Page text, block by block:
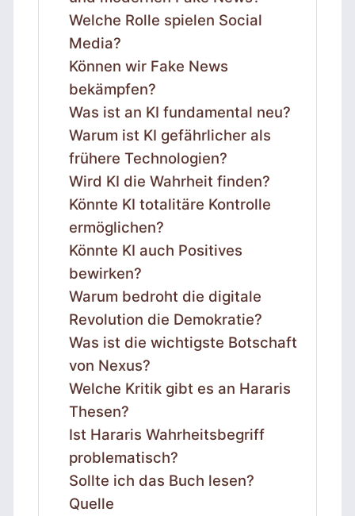
Welche Rolle spielen Social
Media?
Können wir Fake News
bekämpfen?
Was ist an KI fundamental neu?
Warum ist KI gefährlicher als
frühere Technologien?
Wird KI die Wahrheit finden?
Könnte KI totalitäre Kontrolle
ermöglichen?
Könnte KI auch Positives
bewirken?
Warum bedroht die digitale
Revolution die Demokratie?
Was ist die wichtigste Botschaft
von Nexus?
Welche Kritik gibt es an Hararis
Thesen?
Ist Hararis Wahrheitsbegriff
problematisch?
Sollte ich das Buch lesen?
Quelle